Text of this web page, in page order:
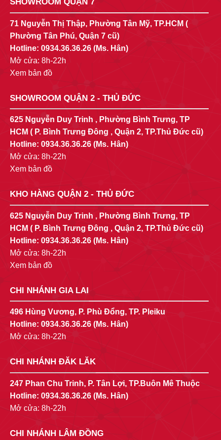
71 Nguyễn Thị Thập, Phường Tân Mỹ, TP.HCM (
Phường Tân Phú, Quận 7 cũ)
Hotline: 0934.36.36.26 (Ms. Hân)
Mở cửa: 8h-22h
Xem bản đồ
SHOWROOM QUẬN 2 - THỦ ĐỨC
625 Nguyễn Duy Trinh , Phường Bình Trưng, TP
HCM ( P. Bình Trưng Đông , Quận 2, TP.Thủ Đức cũ)
Hotline: 0934.36.36.26 (Ms. Hân)
Mở cửa: 8h-22h
Xem bản đồ
KHO HÀNG QUẬN 2 - THỦ ĐỨC
625 Nguyễn Duy Trinh , Phường Bình Trưng, TP
HCM ( P. Bình Trưng Đông , Quận 2, TP.Thủ Đức cũ)
Hotline: 0934.36.36.26 (Ms. Hân)
Mở cửa: 8h-22h
Xem bản đồ
CHI NHÁNH GIA LAI
496 Hùng Vương, P. Phù Đổng, TP. Pleiku
Hotline: 0934.36.36.26 (Ms. Hân)
Mở cửa: 8h-22h
CHI NHÁNH ĐĂK LĂK
247 Phan Chu Trinh, P. Tân Lợi, TP.Buôn Mê Thuộc
Hotline: 0934.36.36.26 (Ms. Hân)
Mở cửa: 8h-22h
CHI NHÁNH LÂM ĐỒNG